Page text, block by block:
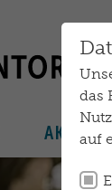
das
auf